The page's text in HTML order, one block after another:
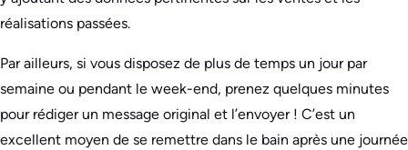
réalisations passées.
Par ailleurs, si vous disposez de plus de temps un jour par
semaine ou pendant le week-end, prenez quelques minutes
pour rédiger un message original et l’envoyer ! C’est un
excellent moyen de se remettre dans le bain après une journée